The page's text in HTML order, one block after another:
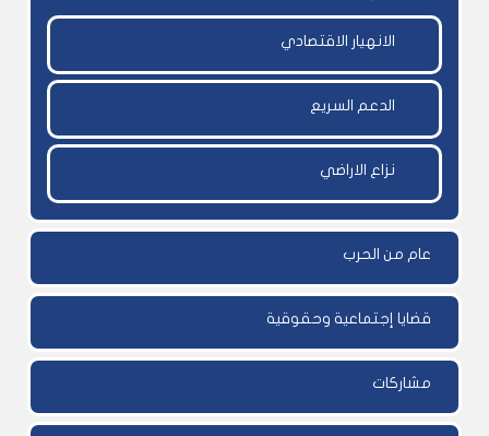
الانهيار الاقتصادي
الدعم السريع
نزاع الاراضي
عام من الحرب
قضايا إجتماعية وحقوقية
مشاركات